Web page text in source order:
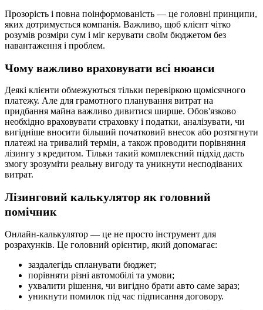
Прозорість і повна поінформованість — це головні принципи,
яких дотримується компанія. Важливо, щоб клієнт чітко
розумів розміри сум і міг керувати своїм бюджетом без
навантаження і проблем.
Чому важливо враховувати всі нюанси
Деякі клієнти обмежуються тільки перевіркою щомісячного
платежу. Але для грамотного планування витрат на
придбання майна важливо дивитися ширше. Обов'язково
необхідно враховувати страховку і податки, аналізувати, чи
вигідніше вносити більший початковий внесок або розтягнути
платежі на тривалий термін, а також проводити порівняння
лізингу з кредитом. Тільки такий комплексний підхід дасть
змогу зрозуміти реальну вигоду та уникнути несподіваних
витрат.
Лізинговий калькулятор як головний
помічник
Онлайн-калькулятор — це не просто інструмент для
розрахунків. Це головний орієнтир, який допомагає:
заздалегідь спланувати бюджет;
порівняти різні автомобілі та умови;
ухвалити рішення, чи вигідно брати авто саме зараз;
уникнути помилок під час підписання договору.